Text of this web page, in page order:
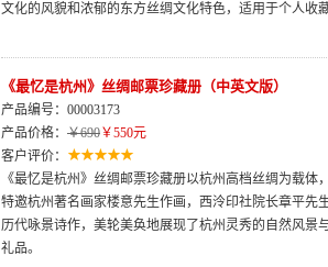
文化的风貌和浓郁的东方丝绸文化特色，适用于个人收
《最忆是杭州》丝绸邮票珍藏册（中英文版）
产品编号：00003173
产品价格： ￥690￥550元
客户评价：
《最忆是杭州》丝绸邮票珍藏册以杭州高档丝绸为载体
特邀杭州著名画家楼意先生作画，西泠印社院长章平先
历代咏景诗作，美轮美奂地展现了杭州灵秀的自然风景
礼品。